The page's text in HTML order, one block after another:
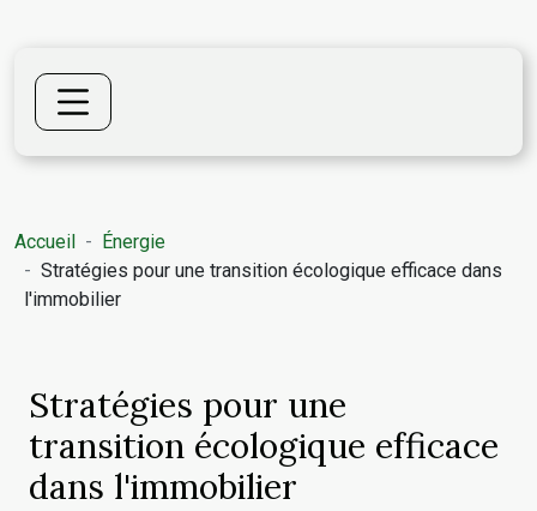
Accueil
Énergie
Stratégies pour une transition écologique efficace dans
l'immobilier
Stratégies pour une
transition écologique efficace
dans l'immobilier